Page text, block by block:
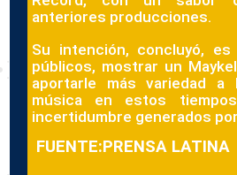
anteriores producciones.
Su intención, concluyó,
públicos, mostrar un
aportarle más variedad
música en estos
incertidumbre generados
FUENTE:PRENSA LATINA